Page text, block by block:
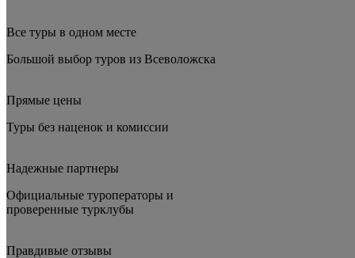
Все туры в одном месте
Большой выбор туров из Всеволожска
Прямые цены
Туры без наценок и комиссии
Надежные партнеры
Официальные туроператоры и
проверенные турклубы
Правдивые отзывы